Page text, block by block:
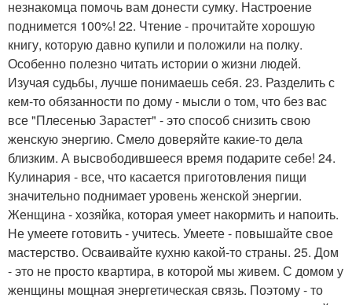
незнакомца помочь вам донести сумку. Настроение
поднимется 100%! 22. Чтение - прочитайте хорошую
книгу, которую давно купили и положили на полку.
Особенно полезно читать истории о жизни людей.
Изучая судьбы, лучше понимаешь себя. 23. Разделить с
кем-то обязанности по дому - мысли о том, что без вас
все "Плесенью Зарастет" - это способ снизить свою
женскую энергию. Смело доверяйте какие-то дела
близким. А высвободившееся время подарите себе! 24.
Кулинария - все, что касается приготовления пищи
значительно поднимает уровень женской энергии.
Женщина - хозяйка, которая умеет накормить и напоить.
Не умеете готовить - учитесь. Умеете - повышайте свое
мастерство. Осваивайте кухню какой-то страны. 25. Дом
- это не просто квартира, в которой мы живем. С домом у
женщины мощная энергетическая связь. Поэтому - то